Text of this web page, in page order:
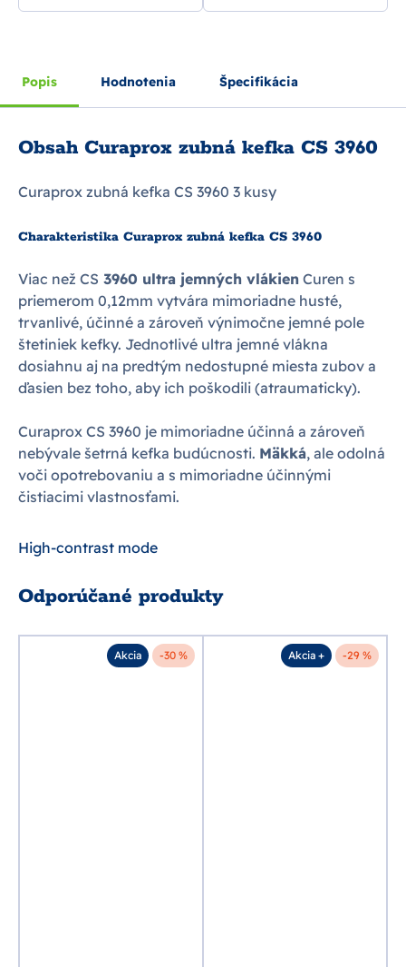
Popis Hodnotenia Špecifikácia
Obsah Curaprox zubná kefka CS 3960
Curaprox zubná kefka CS 3960 3 kusy
Charakteristika Curaprox zubná kefka CS 3960
Viac než CS 3960 ultra jemných vlákien Curen s
priemerom 0,12mm vytvára mimoriadne husté,
trvanlivé, účinné a zároveň výnimočne jemné pole
štetiniek kefky. Jednotlivé ultra jemné vlákna
dosiahnu aj na predtým nedostupné miesta zubov a
ďasien bez toho, aby ich poškodili (atraumaticky).
Curaprox CS 3960 je mimoriadne účinná a zároveň
nebývale šetrná kefka budúcnosti. Mäkká, ale odolná
voči opotrebovaniu a s mimoriadne účinnými
čistiacimi vlastnosťami.
High-contrast mode
Odporúčané produkty
Akcia -30 % Akcia + -29 %